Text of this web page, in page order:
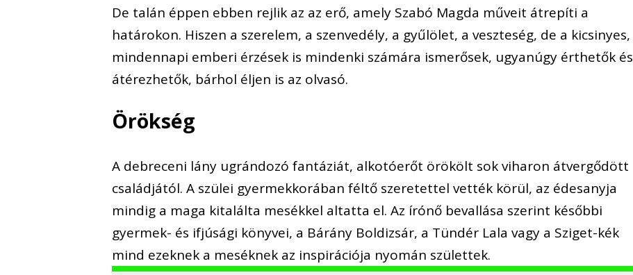
De talán éppen ebben rejlik az az erő, amely Szabó Magda műveit átrepíti a
határokon. Hiszen a szerelem, a szenvedély, a gyűlölet, a veszteség, de a kicsinyes,
mindennapi emberi érzések is mindenki számára ismerősek, ugyanúgy érthetők és
átérezhetők, bárhol éljen is az olvasó.
Örökség
A debreceni lány ugrándozó fantáziát, alkotóerőt örökölt sok viharon átvergődött
családjától. A szülei gyermekkorában féltő szeretettel vették körül, az édesanyja
mindig a maga kitalálta mesékkel altatta el. Az írónő bevallása szerint későbbi
gyermek- és ifjúsági könyvei, a Bárány Boldizsár, a Tündér Lala vagy a Sziget-kék
mind ezeknek a meséknek az inspirációja nyomán születtek.